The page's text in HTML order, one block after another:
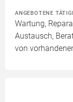
ANGEBOTENE
Wartung,
Austausch,
von